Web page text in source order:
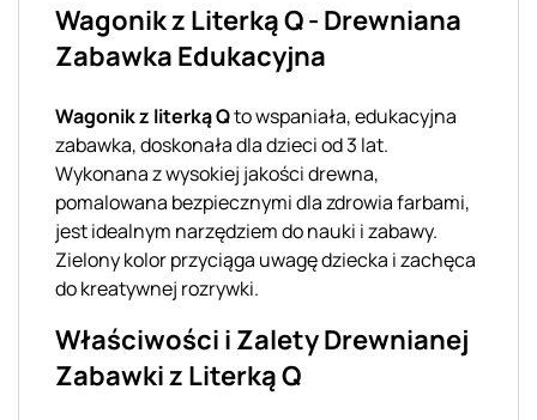
Wagonik z Literką Q - Drewniana
Zabawka Edukacyjna
Wagonik z literką Qto wspaniała, edukacyjna
zabawka, doskonała dla dzieci od 3 lat.
Wykonana z wysokiej jakości drewna,
pomalowana bezpiecznymi dla zdrowia farbami,
jest idealnym narzędziem do nauki i zabawy.
Zielony kolor przyciąga uwagę dziecka i zachęca
do kreatywnej rozrywki.
Właściwości i Zalety Drewnianej
Zabawki z Literką Q